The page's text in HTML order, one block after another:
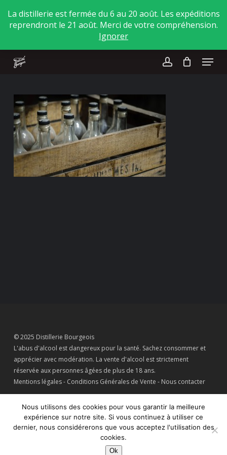
La distillerie est fermée du 6 au 20 août. Les expéditions
reprendront le 21 août. Merci de votre compréhension.
Ignorer
main
Menu
© 2025 Distillerie Bourgeois
L'abus d'alcool est dangereux pour la santé. Sachez consommer et
apprécier avec modération. La vente d'alcool est strictement
réservée aux personnes âgées de plus de 18 ans.
Mentions légales- Conditions Générales de Vente - Nous contacter
Connaissez-vous leGîte de la Distillerie ?
Close
Nous utilisons des cookies pour vous garantir la meilleure
expérience sur notre site. Si vous continuez à utiliser ce
dernier, nous considérerons que vous acceptez l'utilisation des
cookies.
Ok